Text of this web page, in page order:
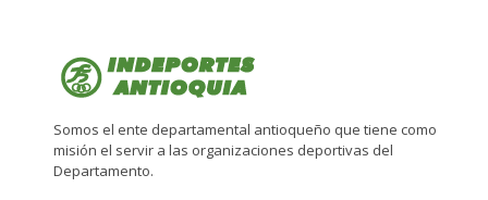
Somos el ente departamental antioqueño que tiene como
misión el servir a las organizaciones deportivas del
Departamento.